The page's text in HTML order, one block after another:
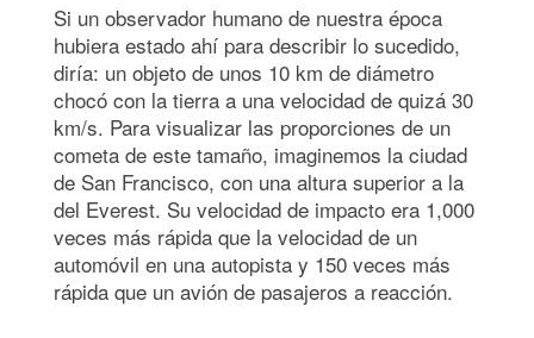
Si un observador humano de nuestra época
hubiera estado ahí para describir lo sucedido,
diría: un objeto de unos 10 km de diámetro
chocó con la tierra a una velocidad de quizá 30
km/s. Para visualizar las proporciones de un
cometa de este tamaño, imaginemos la ciudad
de San Francisco, con una altura superior a la
del Everest. Su velocidad de impacto era 1,000
veces más rápida que la velocidad de un
automóvil en una autopista y 150 veces más
rápida que un avión de pasajeros a reacción.